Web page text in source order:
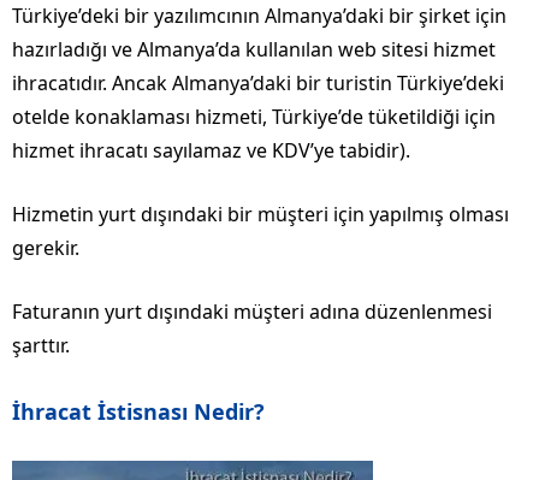
Türkiye’deki bir yazılımcının Almanya’daki bir şirket için
hazırladığı ve Almanya’da kullanılan web sitesi hizmet
ihracatıdır. Ancak Almanya’daki bir turistin Türkiye’deki
otelde konaklaması hizmeti, Türkiye’de tüketildiği için
hizmet ihracatı sayılamaz ve KDV’ye tabidir).
Hizmetin yurt dışındaki bir müşteri için yapılmış olması
gerekir.
Faturanın yurt dışındaki müşteri adına düzenlenmesi
şarttır.
İhracat İstisnası Nedir?